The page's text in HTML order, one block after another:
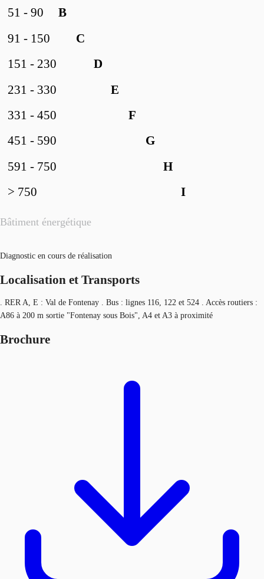
Bâtiment énergétique
B
51 - 90
C
91 - 150
D
151 - 230
E
231 - 330
F
331 - 450
G
451 - 590
H
591 - 750
I
> 750
Diagnostic en cours de réalisation
Localisation et Transports
. RER A, E : Val de Fontenay . Bus : lignes 116, 122 et 524 . Accès routiers :
A86 à 200 m sortie "Fontenay sous Bois", A4 et A3 à proximité
Brochure